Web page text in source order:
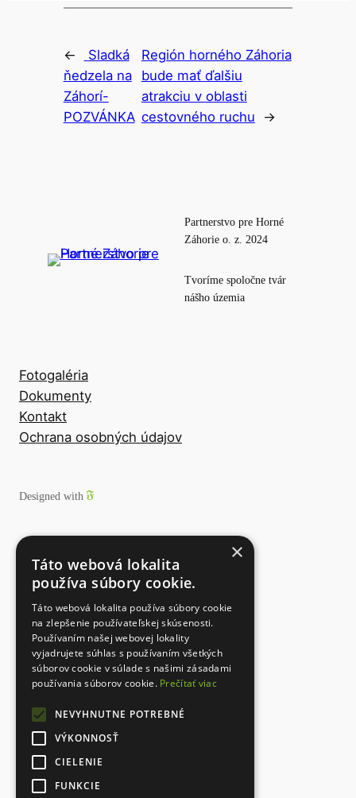
←
Sladká
ňedzela na
Záhorí-
POZVÁNKA
Región horného Záhoria
bude mať ďalšiu
atrakciu v oblasti
cestovného ruchu
→
Partnerstvo pre Horné
Záhorie o. z. 2024
Tvoríme spoločne tvár
nášho územia
Fotogaléria
Dokumenty
Kontakt
Ochrana osobných údajov
Designed with
×
Táto webová lokalita
používa súbory cookie.
Táto webová lokalita používa súbory cookie
na zlepšenie používateľskej skúsenosti.
Používaním našej webovej lokality
vyjadrujete súhlas s používaním všetkých
súborov cookie v súlade s našimi zásadami
používania súborov cookie. Prečítať viac
NEVYHNUTNE POTREBNÉ
VÝKONNOSŤ
CIELENIE
FUNKCIE